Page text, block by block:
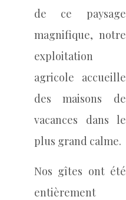
de ce paysage
magnifique, notre
exploitation
agricole accueille
des maisons de
vacances dans le
plus grand calme.
Nos gîtes ont été
entièrement